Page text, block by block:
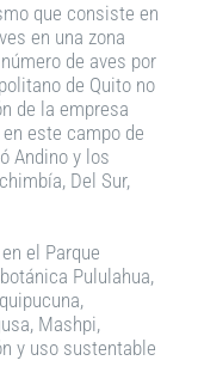
que consiste en
en una zona
de aves por
de Quito no
de la empresa
este campo de
Andino y los
Del Sur,
el Parque
Pululahua,
Mashpi,
y uso sustentable